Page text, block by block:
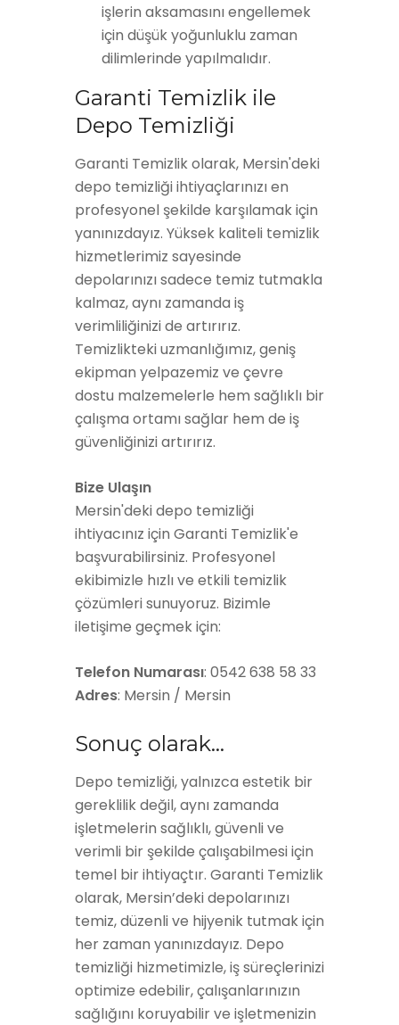
işlerin aksamasını engellemek
için düşük yoğunluklu zaman
dilimlerinde yapılmalıdır.
Garanti Temizlik ile
Depo Temizliği
Garanti Temizlik olarak, Mersin'deki
depo temizliği ihtiyaçlarınızı en
profesyonel şekilde karşılamak için
yanınızdayız. Yüksek kaliteli temizlik
hizmetlerimiz sayesinde
depolarınızı sadece temiz tutmakla
kalmaz, aynı zamanda iş
verimliliğinizi de artırırız.
Temizlikteki uzmanlığımız, geniş
ekipman yelpazemiz ve çevre
dostu malzemelerle hem sağlıklı bir
çalışma ortamı sağlar hem de iş
güvenliğinizi artırırız.
Bize Ulaşın
Mersin'deki depo temizliği
ihtiyacınız için Garanti Temizlik'e
başvurabilirsiniz. Profesyonel
ekibimizle hızlı ve etkili temizlik
çözümleri sunuyoruz. Bizimle
iletişime geçmek için:
Telefon Numarası: 0542 638 58 33
Adres: Mersin / Mersin
Sonuç olarak…
Depo temizliği, yalnızca estetik bir
gereklilik değil, aynı zamanda
işletmelerin sağlıklı, güvenli ve
verimli bir şekilde çalışabilmesi için
temel bir ihtiyaçtır. Garanti Temizlik
olarak, Mersin’deki depolarınızı
temiz, düzenli ve hijyenik tutmak için
her zaman yanınızdayız. Depo
temizliği hizmetimizle, iş süreçlerinizi
optimize edebilir, çalışanlarınızın
sağlığını koruyabilir ve işletmenizin